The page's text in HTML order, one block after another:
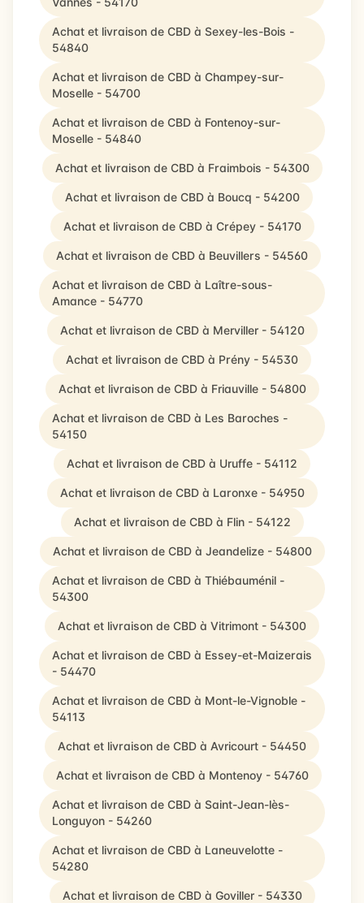
Achat et livraison de CBD à Sexey-les-Bois -
54840
Achat et livraison de CBD à Champey-sur-
Moselle - 54700
Achat et livraison de CBD à Fontenoy-sur-
Moselle - 54840
Achat et livraison de CBD à Fraimbois - 54300
Achat et livraison de CBD à Boucq - 54200
Achat et livraison de CBD à Crépey - 54170
Achat et livraison de CBD à Beuvillers - 54560
Achat et livraison de CBD à Laître-sous-
Amance - 54770
Achat et livraison de CBD à Merviller - 54120
Achat et livraison de CBD à Prény - 54530
Achat et livraison de CBD à Friauville - 54800
Achat et livraison de CBD à Les Baroches -
54150
Achat et livraison de CBD à Uruffe - 54112
Achat et livraison de CBD à Laronxe - 54950
Achat et livraison de CBD à Flin - 54122
Achat et livraison de CBD à Jeandelize - 54800
Achat et livraison de CBD à Thiébauménil -
54300
Achat et livraison de CBD à Vitrimont - 54300
Achat et livraison de CBD à Essey-et-Maizerais
- 54470
Achat et livraison de CBD à Mont-le-Vignoble -
54113
Achat et livraison de CBD à Avricourt - 54450
Achat et livraison de CBD à Montenoy - 54760
Achat et livraison de CBD à Saint-Jean-lès-
Longuyon - 54260
Achat et livraison de CBD à Laneuvelotte -
54280
Achat et livraison de CBD à Goviller - 54330